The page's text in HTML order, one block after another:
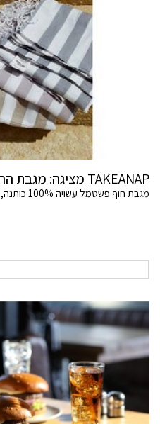
TAKEANAP מציגה: מגבת החוף שלא סוחבת חול
מגבת חוף פשטמל עשויה 100% כותנה, באריגה דקה, רכה ואוורירית.